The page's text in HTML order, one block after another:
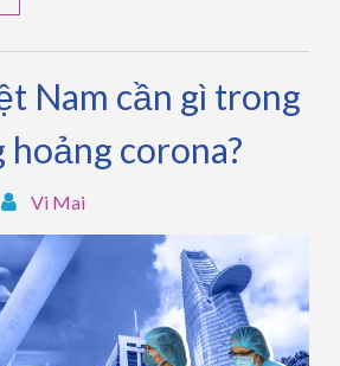
Nam cần gì trong
corona?
Vi Mai